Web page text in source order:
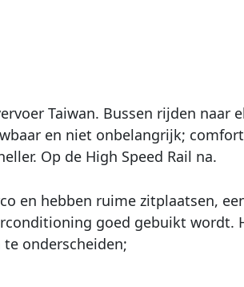
Taiwan. Bussen rijden naar
en niet onbelangrijk;
Op de High Speed Rail na.
en hebben ruime zitplaatsen,
goed gebuikt wordt.
onderscheiden;